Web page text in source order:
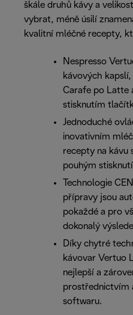
škále druhů kávy a
vybrat, méně úsilí
kvalitní mléčné recepty,
Nespresso
kávových
Carafe po Latte
stisknutím
Jednoduché
inovativním
recepty na kávu
pouhým
Technologie
přípravy jsou
pokaždé a pro
dokonalý
Díky chytré
kávovar Vertuo
nejlepší a
prostřednictvím
softwaru.